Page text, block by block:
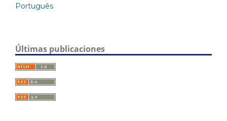
Português
Últimas publicaciones